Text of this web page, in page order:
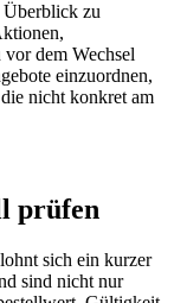
Überblick zu
dem Wechsel
einzuordnen,
nicht konkret am
prüfen
sich ein kurzer
sind nicht nur